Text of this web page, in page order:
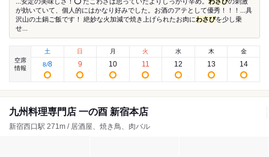
が効いていて、個人的にはかなり好みでした。お酒のアテとして優秀！！！...具
沢山の土鍋ご飯です！ 絶妙な火加減で焼き上げられたお肉にわさびを少し乗
せ...
空席
情報
土
8/8
日
9
月
10
火
11
水
12
木
13
金
14
九州料理専門店 一の酉 新宿本店
新宿西口駅 271m / 居酒屋、焼き鳥、肉バル